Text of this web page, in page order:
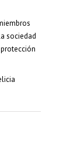
sociedad